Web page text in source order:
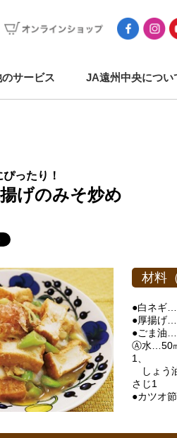
サービス JA遠州中央につい
ったり！
げのみそ炒め
材料
●白ネギ
●厚揚げ
●ごま油
Ⓐ水…50
1、
しょう
さじ1
●カツオ